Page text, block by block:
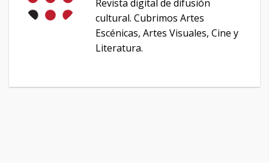
Revista digital de difusión
cultural. Cubrimos Artes
Escénicas, Artes Visuales, Cine y
Literatura.